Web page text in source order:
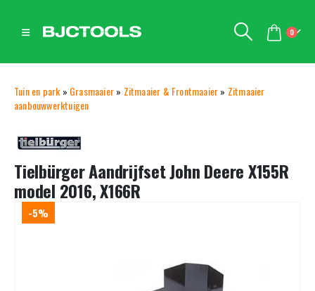
0
Tuin en park » Grasmaaier» Zitmaaier & Frontmaaier» Zitmaaier
aanbouwwerktuigen
Tielbürger Aandrijfset John Deere X155R
model 2016, X166R
-5%